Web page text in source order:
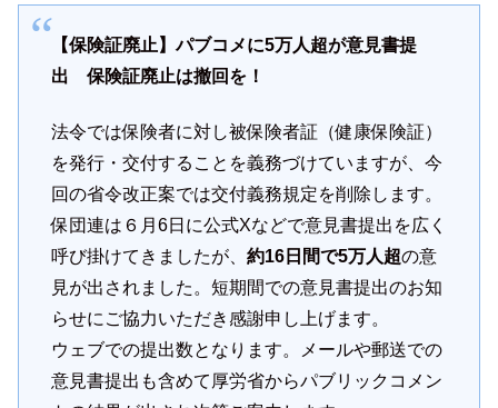
【保険証廃止】パブコメに5万人超が意見書提
出 保険証廃止は撤回を！
法令では保険者に対し被保険者証（健康保険証）
を発行・交付することを義務づけていますが、今
回の省令改正案では交付義務規定を削除します。
保団連は６月6日に公式Xなどで意見書提出を広く
呼び掛けてきましたが、 約16日間で5万人超の意
見が出されました。短期間での意見書提出のお知
らせにご協力いただき感謝申し上げます。
ウェブでの提出数となります。メールや郵送での
意見書提出も含めて厚労省からパブリックコメン